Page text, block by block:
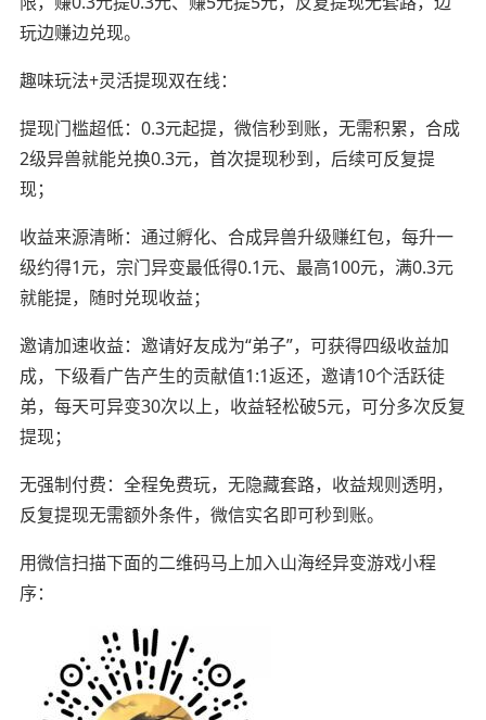
玩边赚边兑现。
趣味玩法+灵活提现双在线：
提现门槛超低：0.3元起提，微信秒到账，无需积累，合成
2级异兽就能兑换0.3元，首次提现秒到，后续可反复提
现；
收益来源清晰：通过孵化、合成异兽升级赚红包，每升一
级约得1元，宗门异变最低得0.1元、最高100元，满0.3元
就能提，随时兑现收益；
邀请加速收益：邀请好友成为“弟子”，可获得四级收益加
成，下级看广告产生的贡献值1:1返还，邀请10个活跃徒
弟，每天可异变30次以上，收益轻松破5元，可分多次反复
提现；
无强制付费：全程免费玩，无隐藏套路，收益规则透明，
反复提现无需额外条件，微信实名即可秒到账。
用微信扫描下面的二维码马上加入山海经异变游戏小程
序：